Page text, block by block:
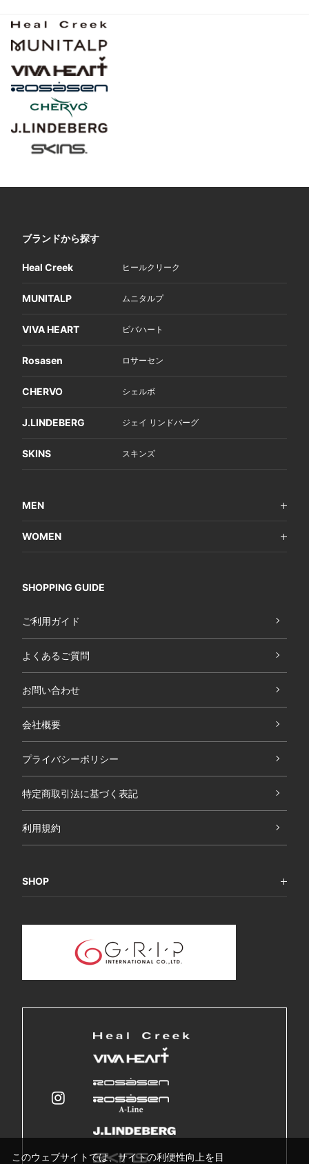
ブランドから探す
Heal Creek ヒールクリーク
MUNITALP ムニタルプ
VIVA HEART ビバハート
Rosasen ロサーセン
CHERVO シェルボ
J.LINDEBERG ジェイ リンドバーグ
SKINS スキンズ
MEN
WOMEN
SHOPPING GUIDE
ご利用ガイド
よくあるご質問
お問い合わせ
会社概要
プライバシーポリシー
特定商取引法に基づく表記
利用規約
SHOP
このウェブサイトでは、サイトの利便性向上を目